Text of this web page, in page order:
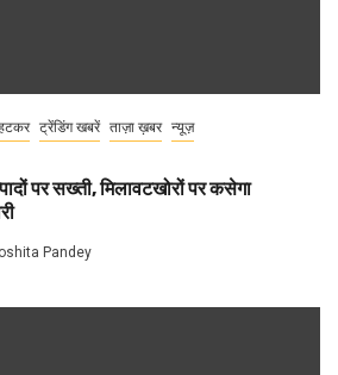
ट्रेंडिंग खबरें ताज़ा ख़बर न्यूज़
पर सख्ती, मिलावटखोरों पर कसेगा
Pandey